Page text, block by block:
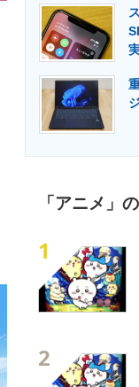
「アニメ」
1
2